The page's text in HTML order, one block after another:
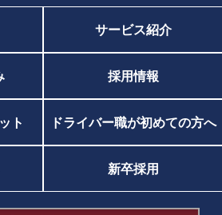
サービス紹介
採用情報
ト ドライバー職が初めての方へ
新卒採用